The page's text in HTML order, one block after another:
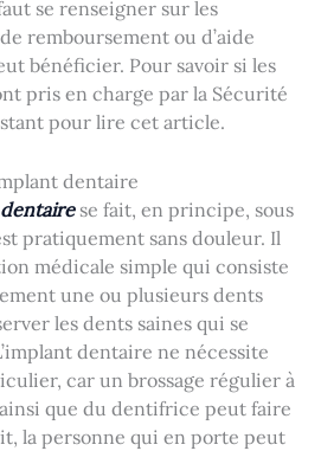
se renseigner sur les
remboursement ou d’aide
bénéficier. Pour savoir si les
pris en charge par la Sécurité
pour lire cet article.
dentaire
se fait, en principe, sous
pratiquement sans douleur. Il
médicale simple qui consiste
une ou plusieurs dents
les dents saines qui se
dentaire ne nécessite
car un brossage régulier à
que du dentifrice peut faire
la personne qui en porte peut